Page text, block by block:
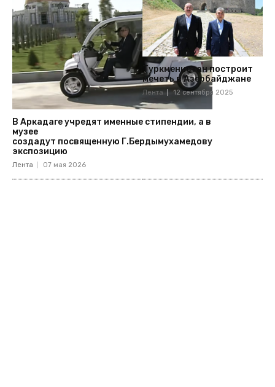
В Аркадаге учредят именные стипендии, а в
музее
создадут посвященную Г.Бердымухамедову
экспозицию
Лента 07 мая 2026
Туркменистан построит
мечеть в Азербайджане
Лента 12 сентября 2025